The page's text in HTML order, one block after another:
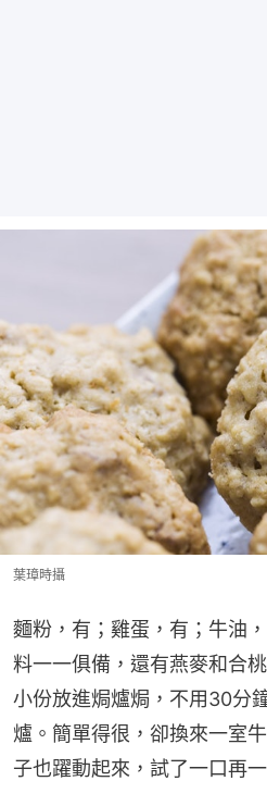
葉璋時攝
麵粉，有；雞蛋，有；牛油
料一一俱備，還有燕麥和合
小份放進焗爐焗，不用30分
爐。簡單得很，卻換來一室
子也躍動起來，試了一口再